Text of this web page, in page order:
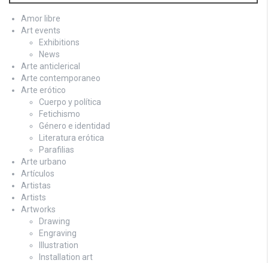
Amor libre
Art events
Exhibitions
News
Arte anticlerical
Arte contemporaneo
Arte erótico
Cuerpo y política
Fetichismo
Género e identidad
Literatura erótica
Parafilias
Arte urbano
Artículos
Artistas
Artists
Artworks
Drawing
Engraving
Illustration
Installation art